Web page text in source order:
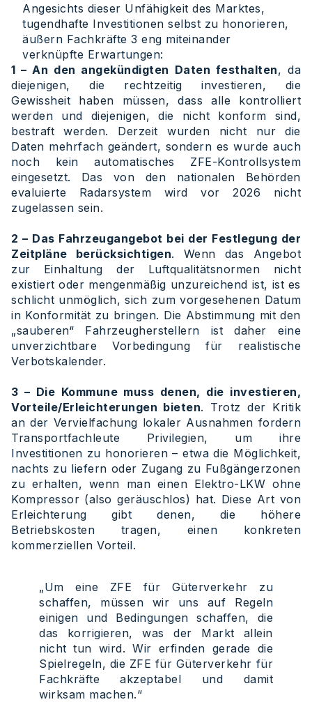
Angesichts dieser Unfähigkeit des Marktes,
tugendhafte Investitionen selbst zu honorieren,
äußern Fachkräfte 3 eng miteinander
verknüpfte Erwartungen:
1 – An den angekündigten Daten festhalten, da
diejenigen, die rechtzeitig investieren, die
Gewissheit haben müssen, dass alle kontrolliert
werden und diejenigen, die nicht konform sind,
bestraft werden. Derzeit wurden nicht nur die
Daten mehrfach geändert, sondern es wurde auch
noch kein automatisches ZFE-Kontrollsystem
eingesetzt. Das von den nationalen Behörden
evaluierte Radarsystem wird vor 2026 nicht
zugelassen sein.
2 – Das Fahrzeugangebot bei der Festlegung der
Zeitpläne berücksichtigen. Wenn das Angebot
zur Einhaltung der Luftqualitätsnormen nicht
existiert oder mengenmäßig unzureichend ist, ist es
schlicht unmöglich, sich zum vorgesehenen Datum
in Konformität zu bringen. Die Abstimmung mit den
„sauberen“ Fahrzeugherstellern ist daher eine
unverzichtbare Vorbedingung für realistische
Verbotskalender.
3 – Die Kommune muss denen, die investieren,
Vorteile/Erleichterungen bieten. Trotz der Kritik
an der Vervielfachung lokaler Ausnahmen fordern
Transportfachleute Privilegien, um ihre
Investitionen zu honorieren – etwa die Möglichkeit,
nachts zu liefern oder Zugang zu Fußgängerzonen
zu erhalten, wenn man einen Elektro-LKW ohne
Kompressor (also geräuschlos) hat. Diese Art von
Erleichterung gibt denen, die höhere
Betriebskosten tragen, einen konkreten
kommerziellen Vorteil.
„Um eine ZFE für Güterverkehr zu
schaffen, müssen wir uns auf Regeln
einigen und Bedingungen schaffen, die
das korrigieren, was der Markt allein
nicht tun wird. Wir erfinden gerade die
Spielregeln, die ZFE für Güterverkehr für
Fachkräfte akzeptabel und damit
wirksam machen.“